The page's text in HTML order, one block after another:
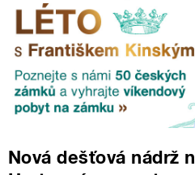
Nová dešťová nádrž